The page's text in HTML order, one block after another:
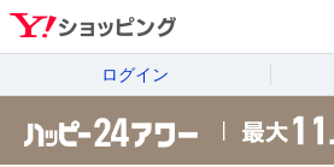
ログイン